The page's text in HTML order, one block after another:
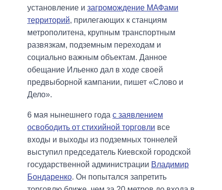
установление и загромождение МАФами
территорий, прилегающих к станциям
метрополитена, крупным транспортным
развязкам, подземным переходам и
социально важным объектам. Данное
обещание Ильенко дал в ходе своей
предвыборной кампании, пишет «Слово и
Дело».
6 мая нынешнего года с заявлением
освободить от стихийной торговли все
входы и выходы из подземных тоннелей
выступил председатель Киевской городской
государственной администрации Владимир
Бондаренко. Он попытался запретить